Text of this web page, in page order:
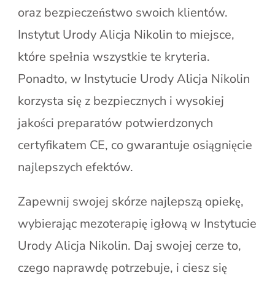
oraz bezpieczeństwo swoich klientów.
Instytut Urody Alicja Nikolin to miejsce,
które spełnia wszystkie te kryteria.
Ponadto, w Instytucie Urody Alicja Nikolin
korzysta się z bezpiecznych i wysokiej
jakości preparatów potwierdzonych
certyfikatem CE, co gwarantuje osiągnięcie
najlepszych efektów.
Zapewnij swojej skórze najlepszą opiekę,
wybierając mezoterapię igłową w Instytucie
Urody Alicja Nikolin. Daj swojej cerze to,
czego naprawdę potrzebuje, i ciesz się